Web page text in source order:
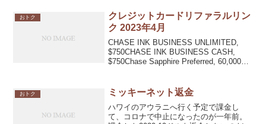
おトク
クレジットカードリファラルリン
ク 2023年4月
CHASE INK BUSINESS UNLIMITED,
$750CHASE INK BUSINESS CASH,
$750Chase Sapphire Preferred, 60,000
おトク ミッキーネット返金
ハワイのアウラニへ行く予定で課金し
て、コロナで中止になったのが一年前。